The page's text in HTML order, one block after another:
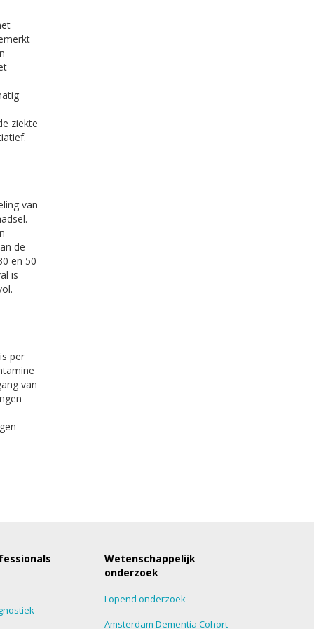
ziekte
van
de
en 50
is
per
van
Wetenschappelijk
onderzoek
Lopend onderzoek
Amsterdam Dementia Cohort